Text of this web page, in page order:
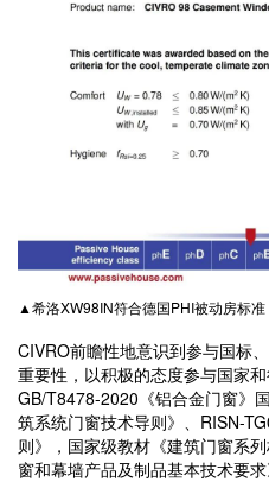
▲希洛XW98IN符合德国PHI被动房标准
CIVRO前瞻性地意识到参与国标
重要性，以积极的态度参与国家
GB/T8478-2020《铝合金门窗》
筑系统门窗技术导则》、RISN-
则》，国家级教材《建筑门窗系
窗和幕墙产品及制品基本技术要